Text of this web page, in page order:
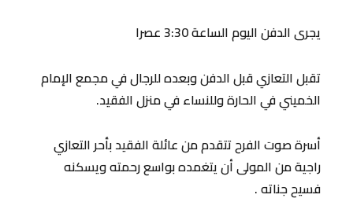
يجرى الدفن اليوم الساعة 3:30 عصرا
‏تقبل التعازي قبل الدفن وبعده للرجال في مجمع الإمام
الخميني في الحارة وللنساء في منزل الفقيد.
أسرة صوت الفرح تتقدم من عائلة الفقيد بأحر التعازي
راجية من المولى أن يتغمده بواسع رحمته ويسكنه
فسيح جناته .